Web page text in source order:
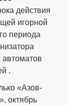
действия
игорной
периода
автоматов
.
«Азов-
октябрь